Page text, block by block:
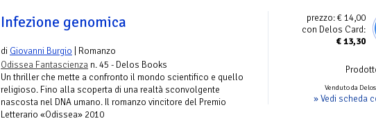
prezzo:€ 14,00
con Delos Card:
€13,30
Venduto da
» Vedi scheda
Infezione genomica
di Giovanni Burgio | Romanzo
Odissea Fantascienza n. 45 - Delos Books
Un thriller che mette a confronto il mondo scientifico e quello
religioso. Fino alla scoperta di una realtà sconvolgente
nascosta nel DNA umano. Il romanzo vincitore del Premio
Letterario «Odissea» 2010